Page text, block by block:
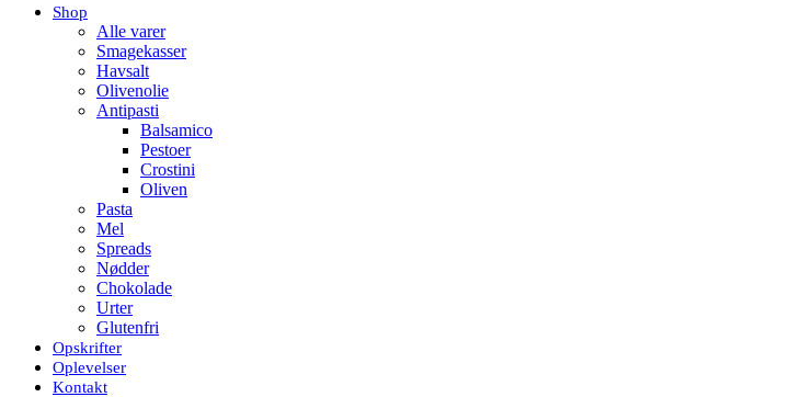
Shop
Alle varer
Smagekasser
Havsalt
Olivenolie
Antipasti
Balsamico
Pestoer
Crostini
Oliven
Pasta
Mel
Spreads
Nødder
Chokolade
Urter
Glutenfri
Opskrifter
Oplevelser
Kontakt